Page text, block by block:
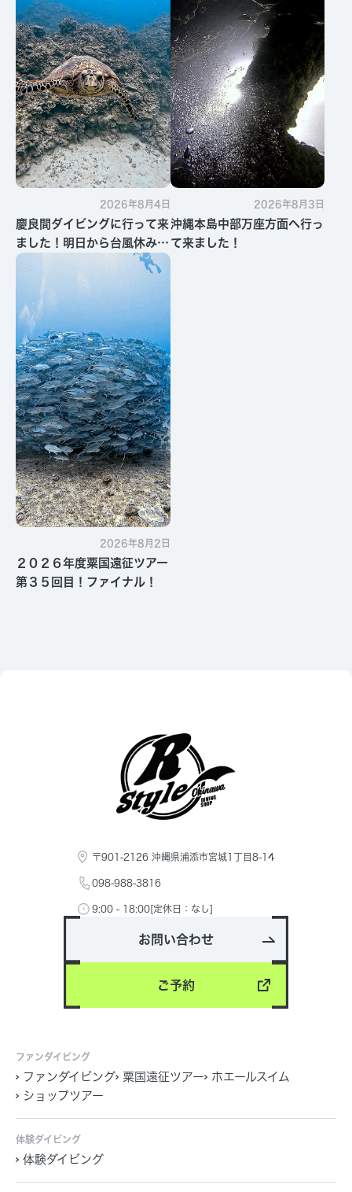
2026年8月4日
慶良間ダイビングに行って来
ました！明日から台風休みで
す・・・
2026年8月3日
沖縄本島中部万座方面へ行っ
て来ました！
2026年8月2日
２０２６年度粟国遠征ツアー
第３５回目！ファイナル！
〒901-2126 沖縄県浦添市宮城1丁目8-14
098-988-3816
9:00 - 18:00[定休日：なし]
お問い合わせ
ご予約
ファンダイビング
ファンダイビング 粟国遠征ツアー
ホエールスイム
ショップツアー
体験ダイビング
体験ダイビング